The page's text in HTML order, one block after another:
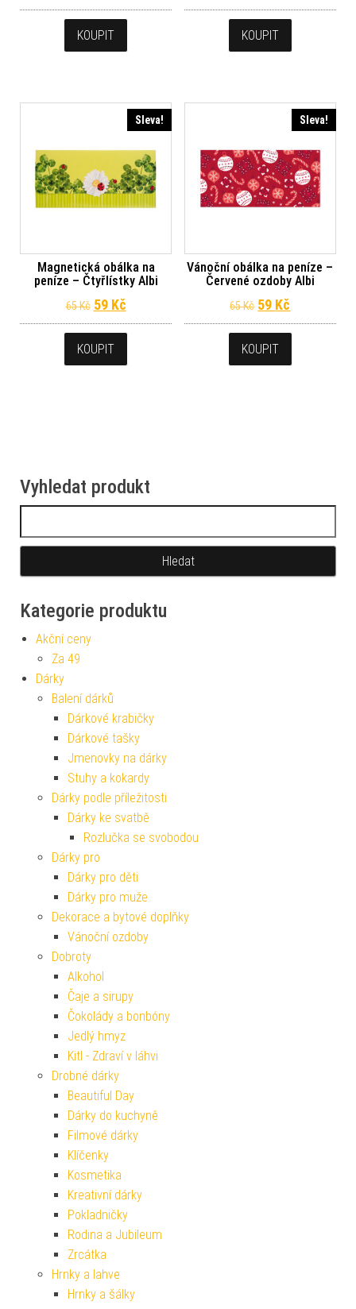
KOUPIT KOUPIT
Sleva!
Magnetická obálka na
peníze – Čtyřlístky Albi
65Kč Původní cena byla: 65 Kč.
59 KčAktuální cena je: 59 Kč.
KOUPIT
Sleva!
Vánoční obálka na peníze –
Červené ozdoby Albi
65Kč Původní cena
59 Kč
KOUPIT
Vyhledat produkt
Kategorie produktu
Akční ceny
Za 49
Dárky
Balení dárků
Dárkové krabičky
Dárkové tašky
Jmenovky na dárky
Stuhy a kokardy
Dárky podle příležitosti
Dárky ke svatbě
Rozlučka se svobodou
Dárky pro
Dárky pro děti
Dárky pro muže
Dekorace a bytové doplňky
Vánoční ozdoby
Dobroty
Alkohol
Čaje a sirupy
Čokolády a bonbóny
Jedlý hmyz
Kitl - Zdraví v láhvi
Drobné dárky
Beautiful Day
Dárky do kuchyně
Filmové dárky
Klíčenky
Kosmetika
Kreativní dárky
Pokladničky
Rodina a Jubileum
Zrcátka
Hrnky a lahve
Hrnky a šálky